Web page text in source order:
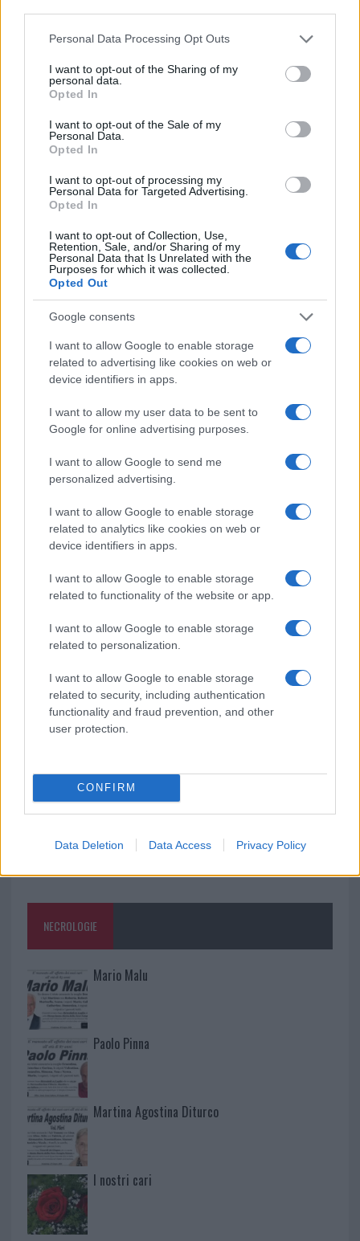
Please note that this website/app uses one or more Google
not limited to your visit or usage behaviour. You may click to
grant or deny consent to Google and its third-party tags to
use your data for below specified purposes in below Google
consent section.
Personal Data Processing Opt Outs
I want to opt-out of the Sharing of my
personal data.
Opted In
I want to opt-out of the Sale of my
Personal Data.
Opted In
I want to opt-out of processing my
Personal Data for Targeted Advertising.
Opted In
I want to opt-out of Collection, Use,
Retention, Sale, and/or Sharing of my
Personal Data that Is Unrelated with the
Purposes for which it was collected.
Opted Out
Google consents
I want to allow Google to enable storage
related to advertising like cookies on web or
device identifiers in apps.
I want to allow my user data to be sent to
Google for online advertising purposes.
I want to allow Google to send me
personalized advertising.
I want to allow Google to enable storage
related to analytics like cookies on web or
device identifiers in apps.
I want to allow Google to enable storage
related to functionality of the website or app.
I want to allow Google to enable storage
related to personalization.
I want to allow Google to enable storage
related to security, including authentication
functionality and fraud prevention, and other
user protection.
CONFIRM
Data Deletion Data Access Privacy Policy
Condividi l'articolo
F
a
ce
b
o
o
k
T
w
it
te
r
n
re
st
h
s
A
p
p
h
re
Prossimo articolo
NOTIZIE RECENTI
Rapina a Porto Rotondo, due uomini fermati dai
carabinieri
Auto prende fuoco sulla strada statale 125 a
Olbia, cosa è successo
Incidente sulla 125 a Olbia, due auto coinvolte:
Arzachena
moto: un ferito
Olbia, le previsioni meteo per lunedì 10 agosto
2026
Le ultime offerte di lavoro a Olbia e in Gallura
NECROLOGIE
Mario Malu
Paolo Pinna
Martina Agostina Diturco
I nostri cari